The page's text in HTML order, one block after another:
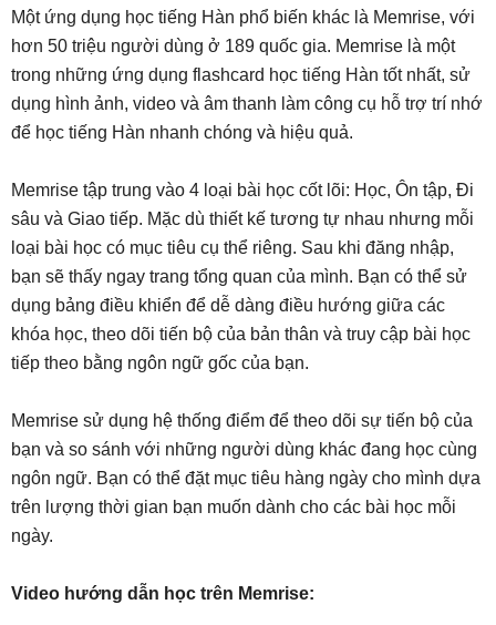
Một ứng dụng học tiếng Hàn phổ biến khác là Memrise, với
hơn 50 triệu người dùng ở 189 quốc gia. Memrise là một
trong những ứng dụng flashcard học tiếng Hàn tốt nhất, sử
dụng hình ảnh, video và âm thanh làm công cụ hỗ trợ trí nhớ
để học tiếng Hàn nhanh chóng và hiệu quả.
Memrise tập trung vào 4 loại bài học cốt lõi: Học, Ôn tập, Đi
sâu và Giao tiếp. Mặc dù thiết kế tương tự nhau nhưng mỗi
loại bài học có mục tiêu cụ thể riêng. Sau khi đăng nhập,
bạn sẽ thấy ngay trang tổng quan của mình. Bạn có thể sử
dụng bảng điều khiển để dễ dàng điều hướng giữa các
khóa học, theo dõi tiến bộ của bản thân và truy cập bài học
tiếp theo bằng ngôn ngữ gốc của bạn.
Memrise sử dụng hệ thống điểm để theo dõi sự tiến bộ của
bạn và so sánh với những người dùng khác đang học cùng
ngôn ngữ. Bạn có thể đặt mục tiêu hàng ngày cho mình dựa
trên lượng thời gian bạn muốn dành cho các bài học mỗi
ngày.
Video hướng dẫn học trên Memrise: